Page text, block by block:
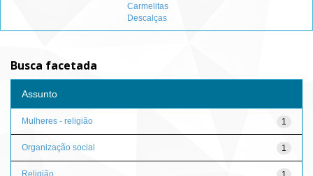
Carmelitas
Descalças
Busca facetada
Assunto
1
Mulheres - religião
1
Organização social
Religião